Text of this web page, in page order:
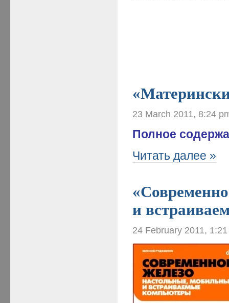
23 March 2011, 8:24
Полное
Читать далее »
и
24 February 2011,